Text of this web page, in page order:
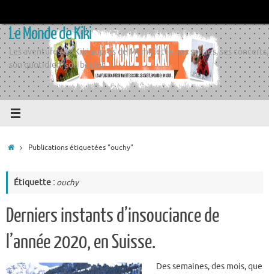
contenu
Le Monde de Kiki
Les aventures de Kiki auprès de Momiflette, ses sorties, ses concerts,
son quotidien, son boulot
AccueilPublications étiquetées "ouchy"
Étiquette : ouchy
Derniers instants d’insouciance de
l’année 2020, en Suisse.
Des semaines, des mois, que